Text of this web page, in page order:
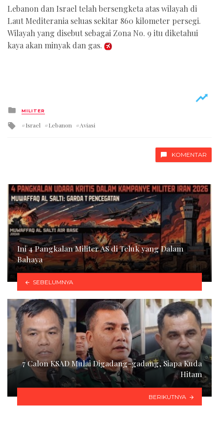
Lebanon dan Israel telah bersengketa atas wilayah di
Laut Mediterania seluas sekitar 860 kilometer persegi.
Wilayah yang disebut sebagai Zona No. 9 itu diketahui
kaya akan minyak dan gas.
Posted
in
MILITER
Tagged
Israel Lebanon Aviasi
KOMENTAR
Ini 4 Pangkalan Militer AS di Teluk yang Dalam
Bahaya
SEBELUMNYA
7 Calon KSAD Mulai Digadang-gadang, Siapa Kuda
Hitam
BERIKUTNYA